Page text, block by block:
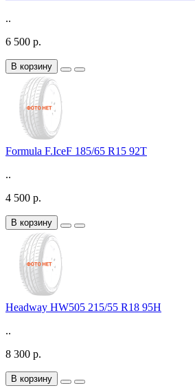
..
6 500 р.
В корзину
Formula F.IceF 185/65 R15 92T
..
4 500 р.
В корзину
Headway HW505 215/55 R18 95H
..
8 300 р.
В корзину